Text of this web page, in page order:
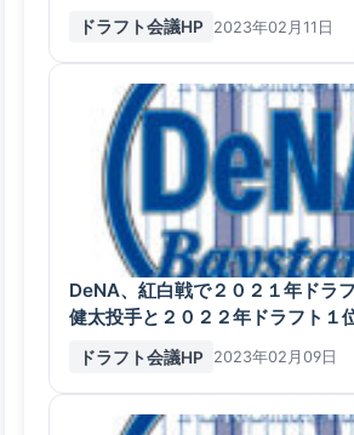
アピール
ドラフト会議HP 2023年02月11日
DeNA、紅白戦で２０２１年ドラ
健太投手と２０２２年ドラフト１
手がバッテリー組む
ドラフト会議HP 2023年02月09日